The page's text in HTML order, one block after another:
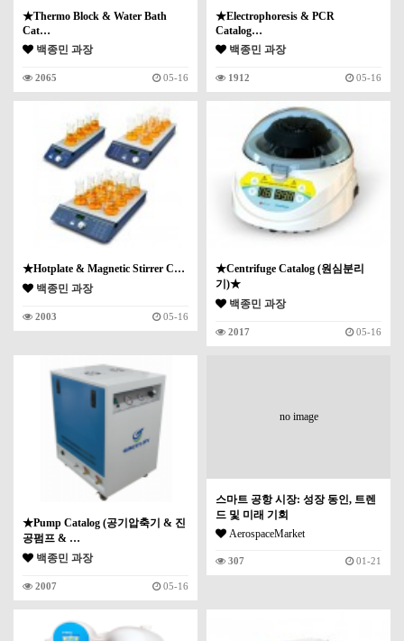
★Thermo Block & Water Bath
Cat…
백종민 과장
2065 05-16
★Electrophoresis & PCR
Catalog…
백종민 과장
1912 05-16
★Hotplate & Magnetic Stirrer C…
백종민 과장
2003 05-16
★Centrifuge Catalog (원심분리
기)★
백종민 과장
2017 05-16
★Pump Catalog (공기압축기 & 진
공펌프 & …
백종민 과장
2007 05-16
no image
스마트 공항 시장: 성장 동인, 트렌
드 및 미래 기회
AerospaceMarket
307 01-21